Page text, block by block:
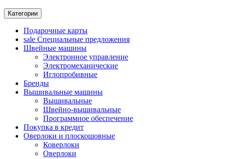
Категории
Подарочные карты
sale Специальные предложения
Швейные машины
Электронное управление
Электромеханические
Иглопробивные
Бренды
Вышивальные машины
Вышивальные
Швейно-вышивальные
Программное обеспечение
Покупка в кредит
Оверлоки и плоскошовные
Коверлоки
Оверлоки